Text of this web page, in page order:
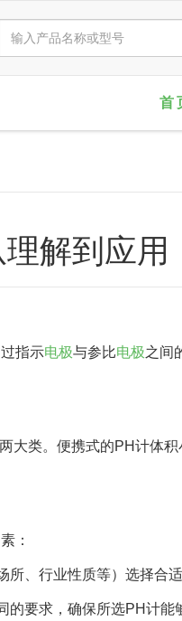
首
解到应用
指示电极与参比电极之间
大类。便携式的PH计体
：
、行业性质等）选择合适
要求，确保所选PH计能